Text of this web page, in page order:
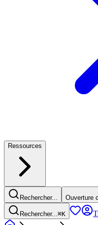
Ressources
Rechercher... Ouverture
Rechercher...⌘K